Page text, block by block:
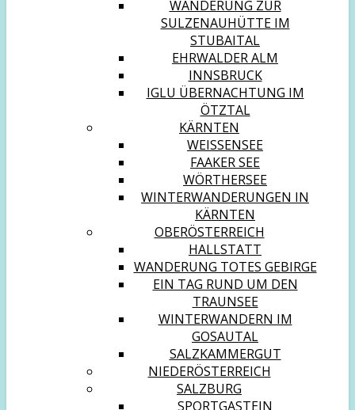
WANDERUNG ZUR
SULZENAUHÜTTE IM
STUBAITAL
EHRWALDER ALM
INNSBRUCK
IGLU ÜBERNACHTUNG IM
ÖTZTAL
KÄRNTEN
WEISSENSEE
FAAKER SEE
WÖRTHERSEE
WINTERWANDERUNGEN IN
KÄRNTEN
OBERÖSTERREICH
HALLSTATT
WANDERUNG TOTES GEBIRGE
EIN TAG RUND UM DEN
TRAUNSEE
WINTERWANDERN IM
GOSAUTAL
SALZKAMMERGUT
NIEDERÖSTERREICH
SALZBURG
SPORTGASTEIN